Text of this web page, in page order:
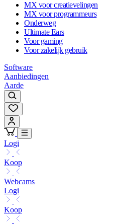
MX voor creatievelingen
MX voor programmeurs
Onderweg
Ultimate Ears
Voor gaming
Voor zakelijk gebruik
Software
Aanbiedingen
Aarde
Logi
Koop
Webcams
Logi
Koop